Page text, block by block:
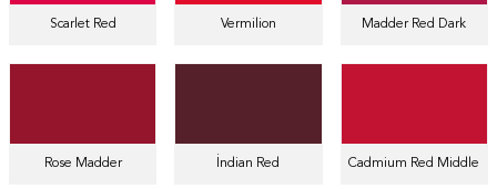
Scarlet Red Vermilion Madder Red Dark
Rose Madder İndian Red Cadmium Red Middle